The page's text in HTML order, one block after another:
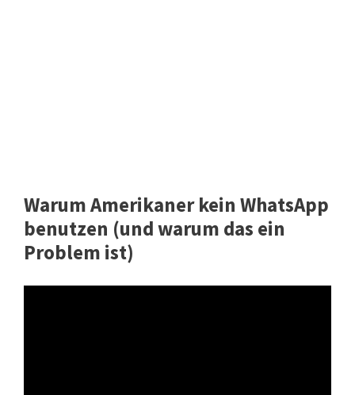
Warum Amerikaner kein WhatsApp
benutzen (und warum das ein
Problem ist)